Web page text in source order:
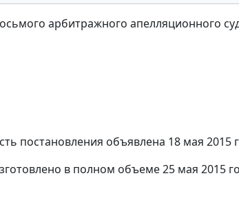
арбитражного апелляционного
постановления объявлена 18 мая 2015
в полном объеме 25 мая 2015